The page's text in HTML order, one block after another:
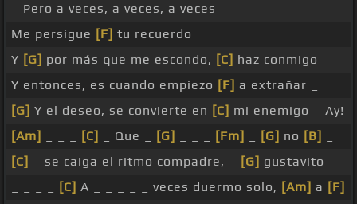
_ Pero a veces, a veces, a veces
Me persigue [F] tu recuerdo
Y [G] por más que me escondo, [C] haz conmigo _
Y entonces, es cuando empiezo [F] a extrañar _
[G] Y el deseo, se convierte en [C] mi enemigo _ Ay!
[Am]
[C] _ Que _ [G] [Fm] [G] no [B]
[C]
_ se caiga el ritmo compadre, _ [G] gustavito
[C] A _ _ _ _ _ veces duermo solo, [Am] a [F]